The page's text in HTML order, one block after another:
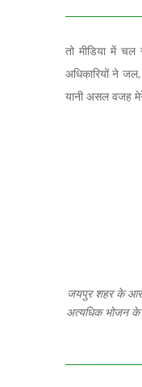
तो मीडिया में चल
अधिकारियों ने
यानी असल वजह
जयपुर शहर के
अत्यधिक भोजन के